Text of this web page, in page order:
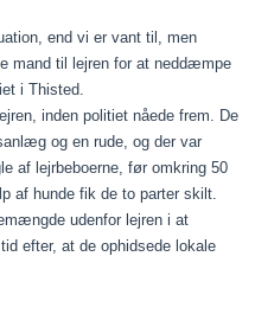
end vi er vant til, men
mand til lejren for at neddæmpe
i Thisted.
inden politiet nåede frem. De
og en rude, og der var
af lejrbeboerne, før omkring 50
af hunde fik de to parter skilt.
udenfor lejren i at
efter, at de ophidsede lokale